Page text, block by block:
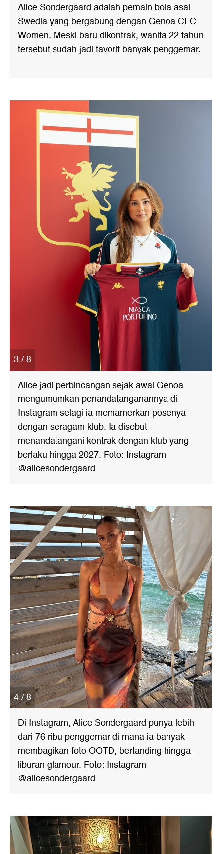
Alice Sondergaard adalah pemain bola asal
Swedia yang bergabung dengan Genoa CFC
Women. Meski baru dikontrak, wanita 22 tahun
tersebut sudah jadi favorit banyak penggemar.
3 / 8
Alice jadi perbincangan sejak awal Genoa
mengumumkan penandatanganannya di
Instagram selagi ia memamerkan posenya
dengan seragam klub. Ia disebut
menandatangani kontrak dengan klub yang
berlaku hingga 2027. Foto: Instagram
@alicesondergaard
4 / 8
Di Instagram, Alice Sondergaard punya lebih
dari 76 ribu penggemar di mana ia banyak
membagikan foto OOTD, bertanding hingga
liburan glamour. Foto: Instagram
@alicesondergaard